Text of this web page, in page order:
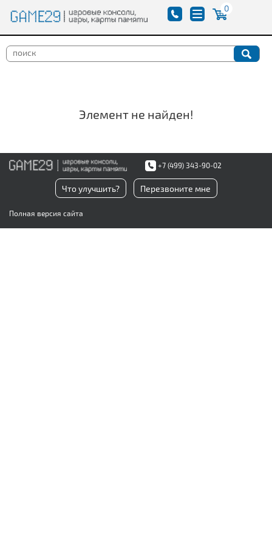
0
Элемент не найден!
+7 (499) 343-90-02
Что улучшить? Перезвоните мне
Полная версия сайта